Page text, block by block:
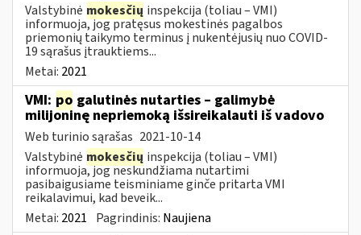
Valstybinė mokesčių inspekcija (toliau – VMI)
informuoja, jog pratęsus mokestinės pagalbos
priemonių taikymo terminus į nukentėjusių nuo COVID-
19 sąrašus įtrauktiems...
Metai: 2021
VMI: po galutinės nutarties – galimybė
milijoninę nepriemoką išsireikalauti iš vadovo
Web turinio sąrašas 2021-10-14
Valstybinė mokesčių inspekcija (toliau – VMI)
informuoja, jog neskundžiama nutartimi
pasibaigusiame teisminiame ginče pritarta VMI
reikalavimui, kad beveik...
Metai: 2021 Pagrindinis: Naujiena